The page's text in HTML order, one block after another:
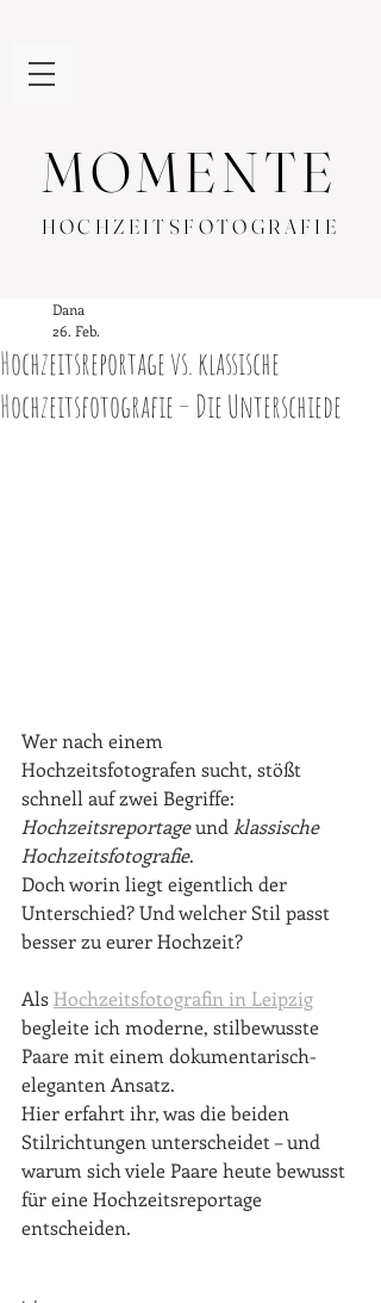
MOMENTE
HOCHZEITSFOTOGRAFIE
Hochzeitsreportage vs. klassische
Hochzeitsfotografie – Die Unterschiede
Dana
26. Feb.
Wer nach einem
Hochzeitsfotografen sucht, stößt
schnell auf zwei Begriffe:
Hochzeitsreportage und klassische
Hochzeitsfotografie.
Doch worin liegt eigentlich der
Unterschied? Und welcher Stil passt
besser zu eurer Hochzeit?
Als Hochzeitsfotografin in Leipzig
begleite ich moderne, stilbewusste
Paare mit einem dokumentarisch-
eleganten Ansatz.
Hier erfahrt ihr, was die beiden
Stilrichtungen unterscheidet – und
warum sich viele Paare heute bewusst
für eine Hochzeitsreportage
entscheiden.